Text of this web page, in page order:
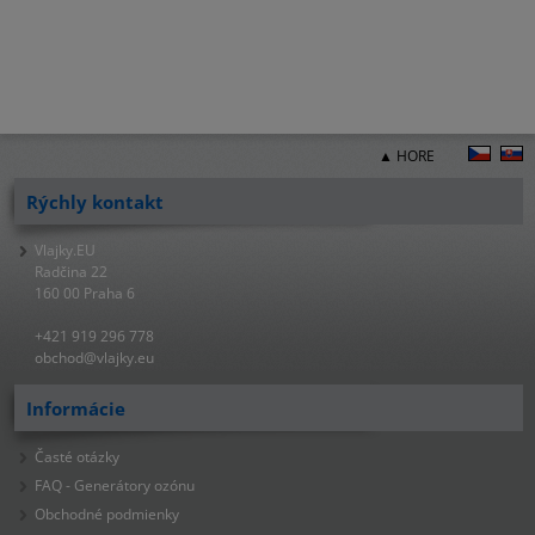
▲ HORE
Rýchly kontakt
Vlajky.EU
Radčina 22
160 00 Praha 6
+421 919 296 778
obchod@vlajky.eu
Informácie
Časté otázky
FAQ - Generátory ozónu
Obchodné podmienky